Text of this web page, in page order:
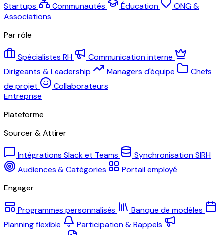
Startups
Communautés Éducation
ONG &
Associations
Par rôle
Spécialistes RH
Communication interne
Dirigeants & Leadership
Managers d'équipe
Chefs
de projet
Collaborateurs
Entreprise
Plateforme
Sourcer & Attirer
Intégrations Slack et Teams
Synchronisation SIRH
Audiences & Catégories
Portail employé
Engager
Programmes personnalisés
Banque de modèles
Planning flexible
Participation & Rappels